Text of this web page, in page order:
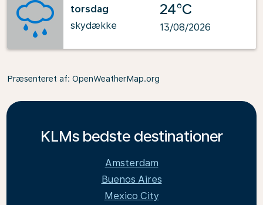
torsdag
skydække
24°C
13/08/2026
Præsenteret af: OpenWeatherMap.org
KLMs bedste destinationer
Amsterdam
Buenos Aires
Mexico City